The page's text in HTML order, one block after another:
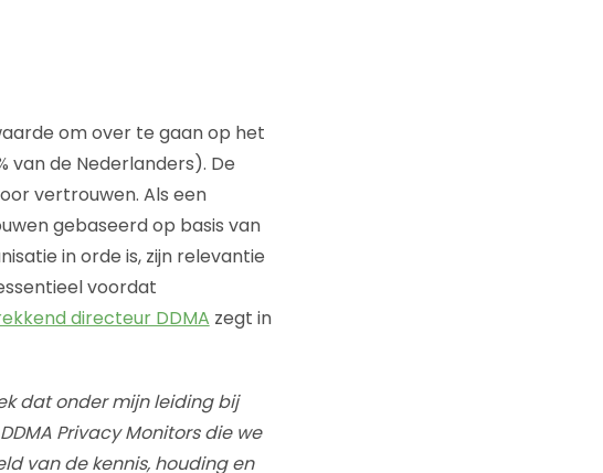
om over te gaan op het
van de Nederlanders). De
vertrouwen. Als een
gebaseerd op basis van
in orde is, zijn relevantie
voordat
directeur DDMA zegt in
dat onder mijn leiding bij
Privacy Monitors die we
van de kennis, houding en